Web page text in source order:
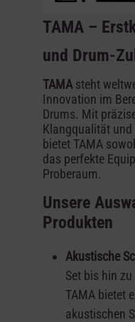
TAMA –
und Drum-
TAMA steht
Innovation im
Drums. Mit
Klangqualität
bietet TAMA
das perfekte
Proberaum.
Unsere
Produkten
Akustische
Set bis hin
TAMA bietet
akustischen